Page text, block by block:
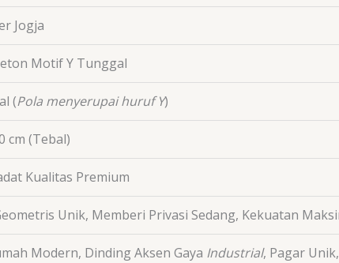
Jogja
Motif Y Tunggal
(Pola menyerupai huruf Y)
cm (Tebal)
Kualitas Premium
Unik, Memberi Privasi Sedang, Kekuatan
Modern, Dinding Aksen Gaya Industrial, Pagar